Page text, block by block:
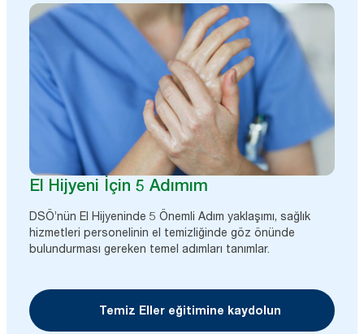
El Hijyeni İçin 5 Adımım
DSÖ’nün El Hijyeninde 5 Önemli Adım yaklaşımı, sağlık
hizmetleri personelinin el temizliğinde göz önünde
bulundurması gereken temel adımları tanımlar.
Temiz Eller eğitimine kaydolun